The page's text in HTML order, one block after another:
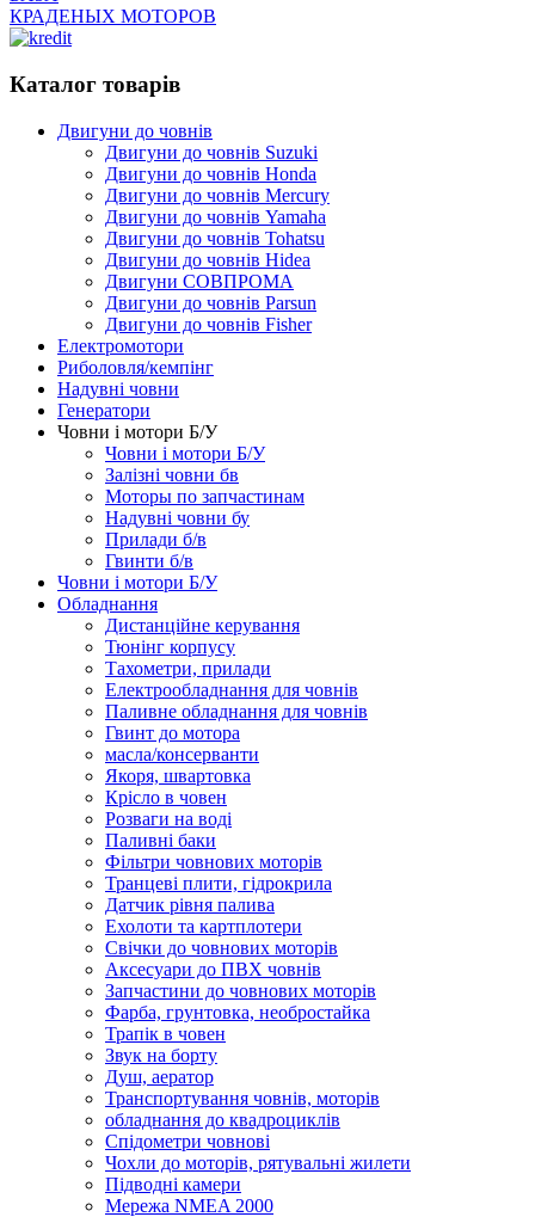
КРАДЕНЫХ МОТОРОВ
Каталог товарів
Двигуни до човнів
Двигуни до човнів Suzuki
Двигуни до човнів Honda
Двигуни до човнів Mercury
Двигуни до човнів Yamaha
Двигуни до човнів Tohatsu
Двигуни до човнів Hidea
Двигуни СОВПРОМА
Двигуни до човнів Parsun
Двигуни до човнів Fisher
Електромотори
Риболовля/кемпінг
Надувні човни
Генератори
Човни і мотори Б/У
Човни і мотори Б/У
Залізні човни бв
Моторы по запчастинам
Надувні човни бу
Прилади б/в
Гвинти б/в
Човни і мотори Б/У
Обладнання
Дистанційне керування
Тюнінг корпусу
Тахометри, прилади
Електрообладнання для човнів
Паливне обладнання для човнів
Гвинт до мотора
масла/консерванти
Якоря, швартовка
Крісло в човен
Розваги на воді
Паливні баки
Фільтри човнових моторів
Транцеві плити, гідрокрила
Датчик рівня палива
Ехолоти та картплотери
Cвічки до човнових моторів
Аксесуари до ПВХ човнів
Запчастини до човнових моторів
Фарба, грунтовка, необростайка
Трапік в човен
Звук на борту
Душ, аератор
Транспортування човнів, моторів
обладнання до квадроциклів
Спідометри човнові
Чохли до моторів, рятувальні жилети
Підводні камери
Мережа NMEA 2000